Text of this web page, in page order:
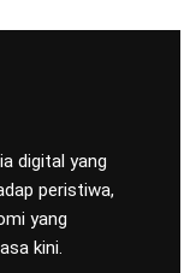
digital yang
peristiwa,
yang
kini.